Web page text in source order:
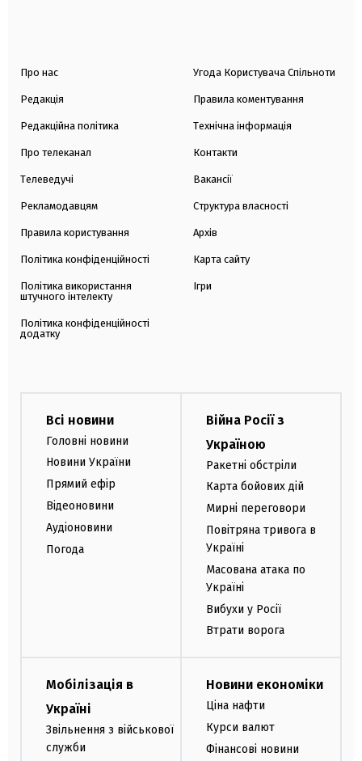
Про нас
Редакція
Редакційна політика
Про телеканал
Телеведучі
Рекламодавцям
Правила користування
Політика конфіденційності
Політика використання
штучного інтелекту
Політика конфіденційності
додатку
Угода Користувача Спільноти
Правила коментування
Технічна інформація
Контакти
Вакансії
Структура власності
Архів
Карта сайту
Ігри
Всі новини
Головні новини
Новини України
Прямий ефір
Відеоновини
Аудіоновини
Погода
Війна Росії з
Україною
Ракетні обстріли
Карта бойових дій
Мирні переговори
Повітряна тривога в
Україні
Масована атака по
Україні
Вибухи у Росії
Втрати ворога
Мобілізація в
Україні
Звільнення з військової
служби
Новини економіки
Ціна нафти
Курси валют
Фінансові новини